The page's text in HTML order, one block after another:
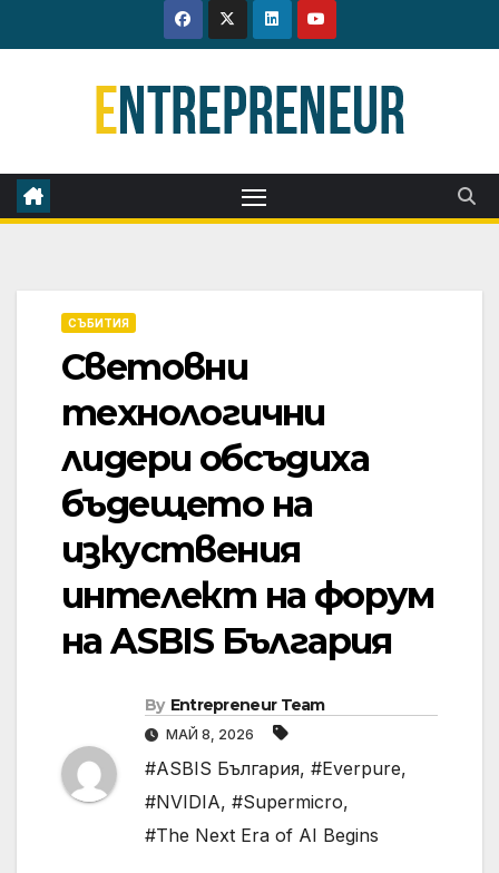
to
СЪБИТИЯ
Световни
технологични
лидери обсъдиха
бъдещето на
изкуствения
интелект на форум
на ASBIS България
By Entrepreneur Team
МАЙ 8, 2026
#ASBIS България, #Everpure,
#NVIDIA, #Supermicro,
#The Next Era of AI Begins